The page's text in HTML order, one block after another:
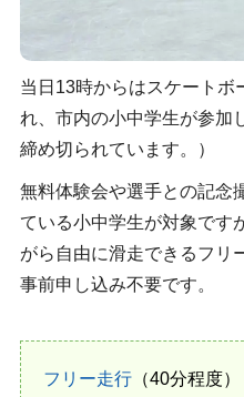
当日13時からはスケートボ
れ、市内の小中学生が参加
締め切られています。）
無料体験会や選手との記念
ている小中学生が対象です
がら自由に滑走できるフリ
事前申し込み不要です。
フリー走行（40分程度）